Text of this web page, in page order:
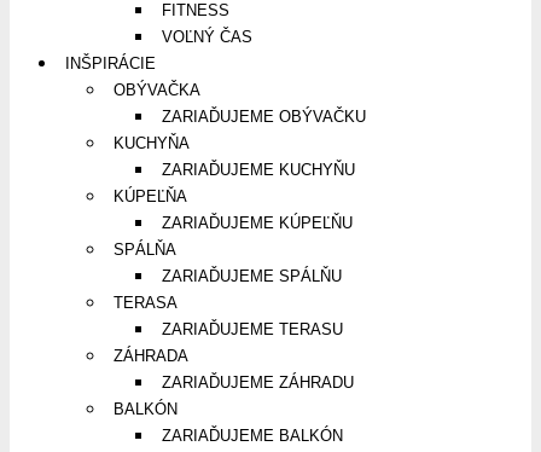
FITNESS
VOĽNÝ ČAS
INŠPIRÁCIE
OBÝVAČKA
ZARIAĎUJEME OBÝVAČKU
KUCHYŇA
ZARIAĎUJEME KUCHYŇU
KÚPEĽŇA
ZARIAĎUJEME KÚPEĽŇU
SPÁLŇA
ZARIAĎUJEME SPÁLŇU
TERASA
ZARIAĎUJEME TERASU
ZÁHRADA
ZARIAĎUJEME ZÁHRADU
BALKÓN
ZARIAĎUJEME BALKÓN